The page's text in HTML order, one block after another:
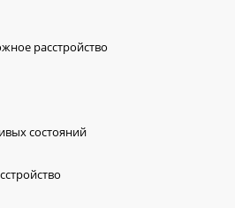
расстройство
состояний